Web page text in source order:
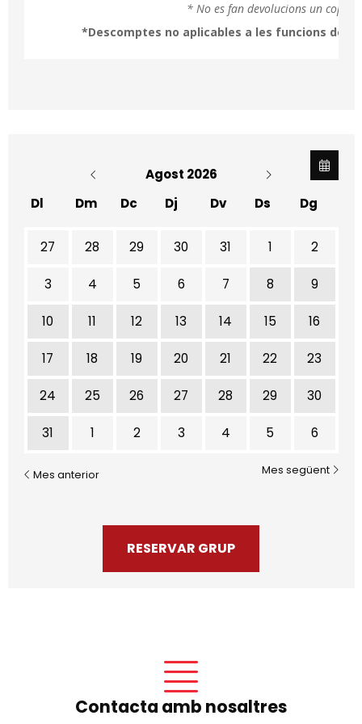
* No es fan devolucions un cop
*Descomptes no aplicables a les funcions del
Agost 2026
Dl
Dm Dc Dj Dv Ds Dg
No hi ha cap activitat aquest mes
27 28 29 30 31 1 2
3 4 5 6 7 8 9
10 11 12 13 14 15 16
17 18 19 20 21 22 23
24 25 26 27 28 29 30
31 1 2 3 4 5 6
Mes anterior Mes següent
RESERVAR GRUP
Contacta amb nosaltres